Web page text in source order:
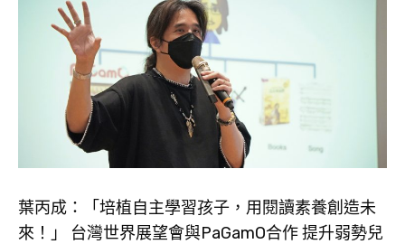
葉丙成：「培植自主學習孩子，用閱讀素養創造未
來！」 台灣世界展望會與PaGamO合作 提升弱勢兒